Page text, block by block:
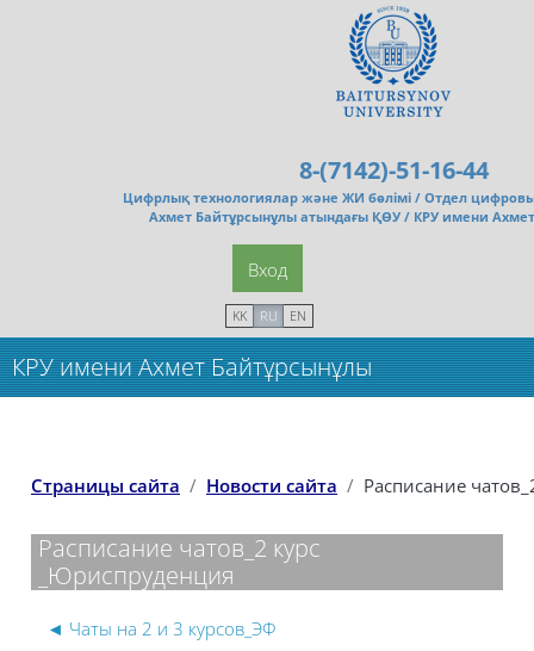
8-(7142)-51-16-44
Цифрлық технологиялар және ЖИ бөлімі / Отдел
Ахмет Байтұрсынұлы атындағы ҚӨУ / КРУ имени
Вход
KK RU EN
КРУ имени Ахмет Байтұрсынұлы
Страницы сайта Новости сайта Расписание
Расписание чатов_2 курс
_Юриспруденция
◄ Чаты на 2 и 3 курсов_ЭФ